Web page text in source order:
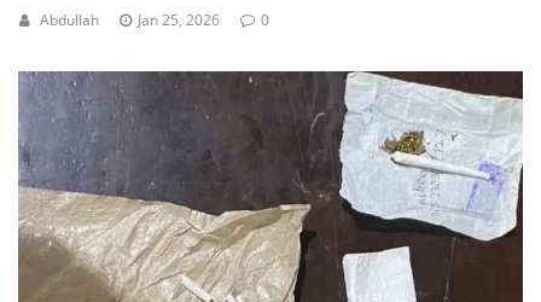
Abdullah Jan 25, 2026 0